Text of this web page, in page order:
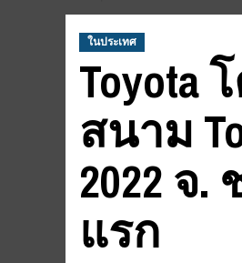
ในประเทศ
Toyota
สนาม
2022 จ
แรก